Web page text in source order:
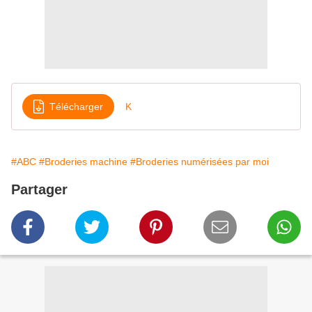
Télécharger K
#ABC #Broderies machine #Broderies numérisées par moi
Partager